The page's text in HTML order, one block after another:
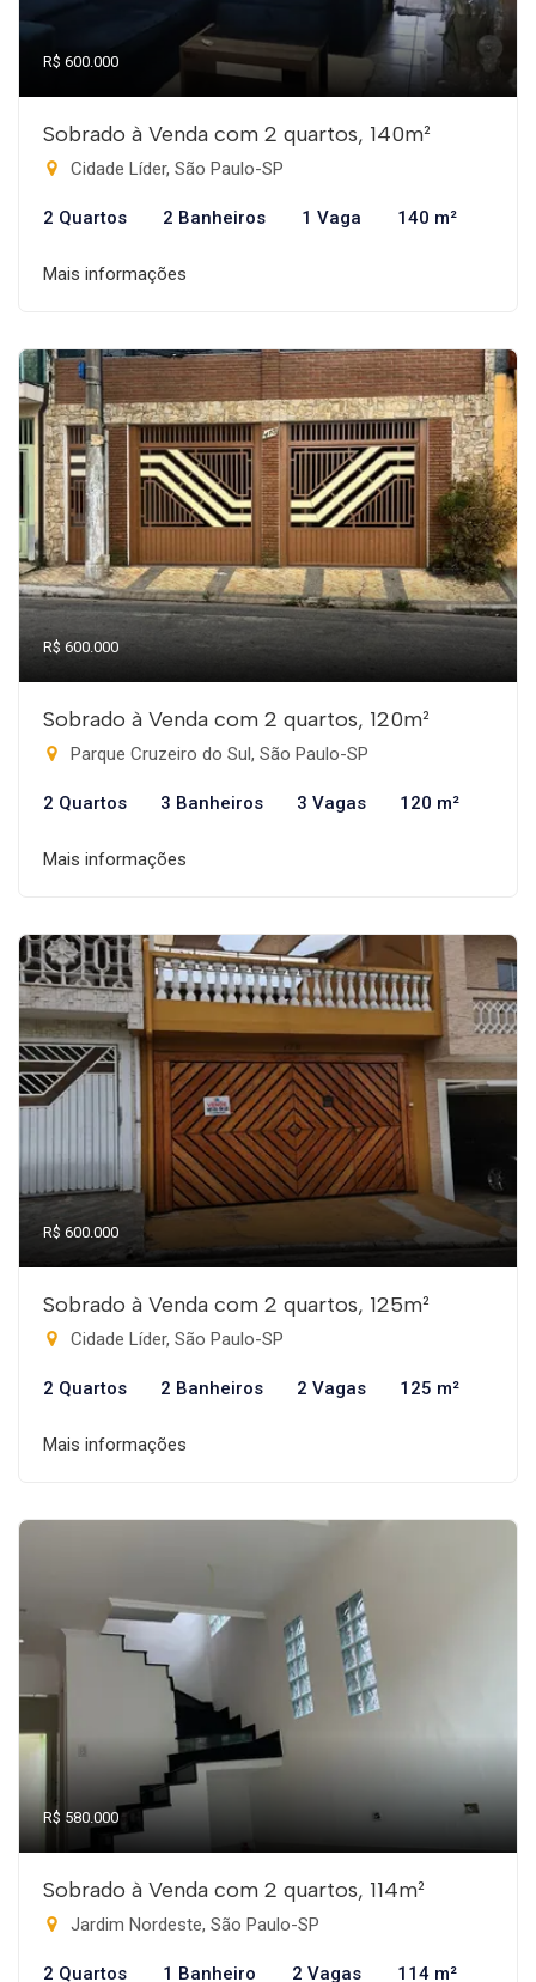
R$ 600.000
Sobrado à Venda com 2 quartos, 140m²
Cidade Líder, São Paulo-SP
2 Quartos 2 Banheiros 1 Vaga 140 m²
Mais informações
R$ 600.000
Sobrado à Venda com 2 quartos, 120m²
Parque Cruzeiro do Sul, São Paulo-SP
2 Quartos 3 Banheiros 3 Vagas 120 m²
Mais informações
R$ 600.000
Sobrado à Venda com 2 quartos, 125m²
Cidade Líder, São Paulo-SP
2 Quartos 2 Banheiros 2 Vagas 125 m²
Mais informações
R$ 580.000
Sobrado à Venda com 2 quartos, 114m²
Jardim Nordeste, São Paulo-SP
2 Quartos 1 Banheiro 2 Vagas 114 m²